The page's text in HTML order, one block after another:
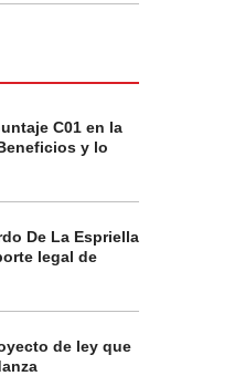
C01 en la
y lo
De La Espriella
legal de
de ley que